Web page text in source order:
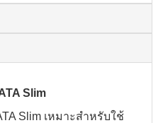
Slim
Slim เหมาะสำหรับใช้